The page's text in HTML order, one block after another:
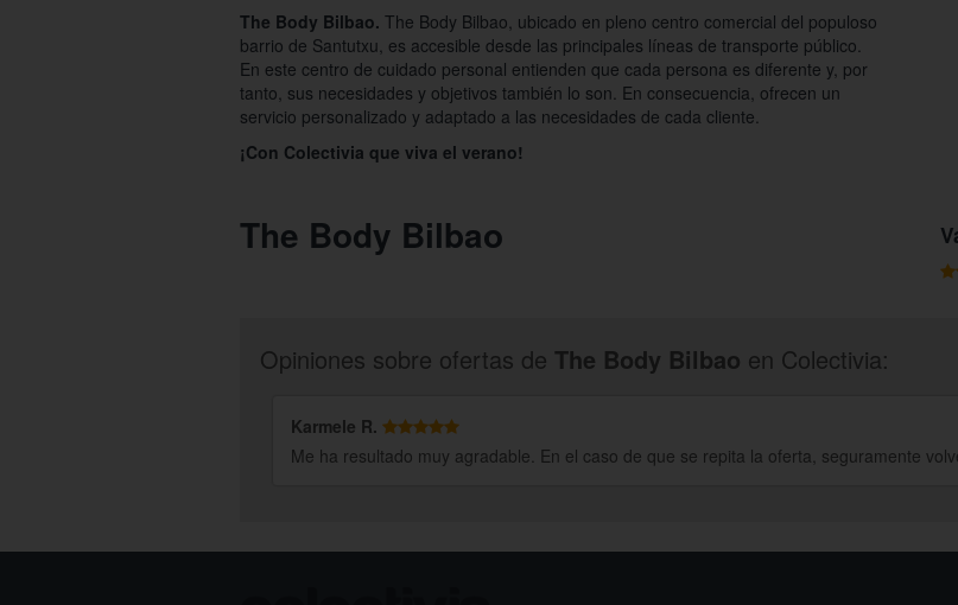
The Body Bilbao. The Body Bilbao, ubicado en pleno centro comercial del populoso
barrio de Santutxu, es accesible desde las principales líneas de transporte público.
En este centro de cuidado personal entienden que cada persona es diferente y, por
tanto, sus necesidades y objetivos también lo son. En consecuencia, ofrecen un
servicio personalizado y adaptado a las necesidades de cada cliente.
¡Con Colectivia que viva el verano!
The Body Bilbao
Opiniones sobre ofertas de The Body Bilbao en Colectivia:
Karmele R.
Me ha resultado muy agradable. En el caso de que se repita la oferta, seguramente